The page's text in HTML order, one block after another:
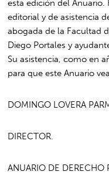
esta edición del
editorial y de asistencia
abogada de la Facultad
Diego Portales y
Su asistencia, como en
para que este Anuario
DOMINGO LOVERA P
DIRECTOR.
ANUARIO DE DERECHO